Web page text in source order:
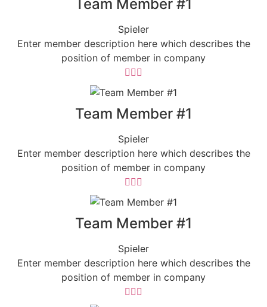
Team Member #1
Spieler
Enter member description here which describes the
position of member in company
Team Member #1
Spieler
Enter member description here which describes the
position of member in company
Team Member #1
Spieler
Enter member description here which describes the
position of member in company